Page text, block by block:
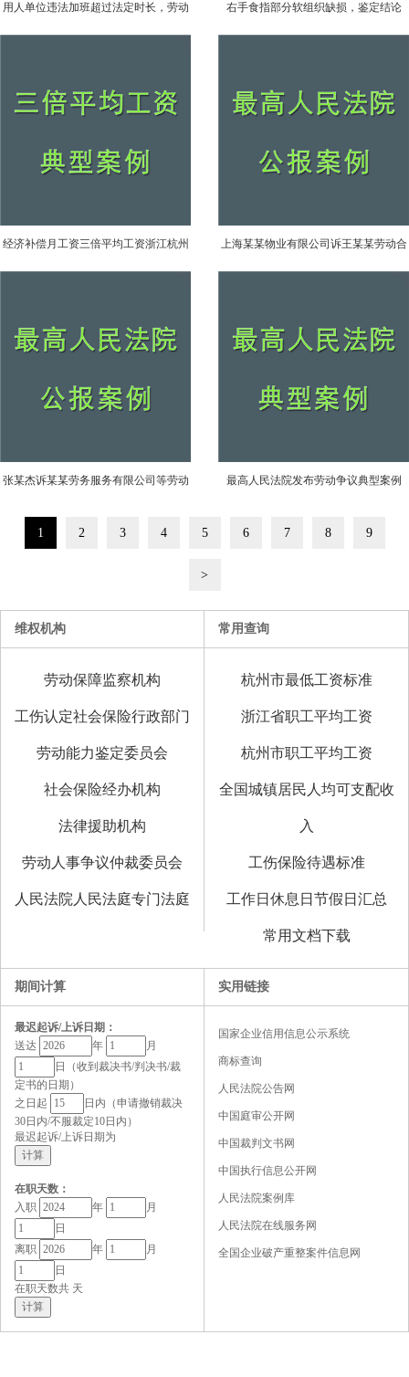
用人单位违法加班超过法定时长，劳动 右手食指部分软组织缺损，鉴定结论
经济补偿月工资三倍平均工资浙江杭州 上海某某物业有限公司诉王某某劳动合
张某杰诉某某劳务服务有限公司等劳动
合同纠纷案-中华人民共和国最高人民法
最高人民法院发布劳动争议典型案例
1 2 3 4 5 6 7 8 9
>
维权机构
劳动保障监察机构
工伤认定社会保险行政部门
劳动能力鉴定委员会
社会保险经办机构
法律援助机构
劳动人事争议仲裁委员会
人民法院人民法庭专门法庭
常用查询
杭州市最低工资标准
浙江省职工平均工资
杭州市职工平均工资
全国城镇居民人均可支配收
入
工伤保险待遇标准
工作日休息日节假日汇总
常用文档下载
期间计算
最迟起诉/上诉日期：
送达
年
月
日（收到裁决书/判决书/裁
定书的日期）
之日起
日内（申请撤销裁决
30日内/不服裁定10日内）
最迟起诉/上诉日期为
在职天数：
入职
年
月
日
离职
年
月
日
在职天数共 天
实用链接
国家企业信用信息公示系统
商标查询
人民法院公告网
中国庭审公开网
中国裁判文书网
中国执行信息公开网
人民法院案例库
人民法院在线服务网
全国企业破产重整案件信息网